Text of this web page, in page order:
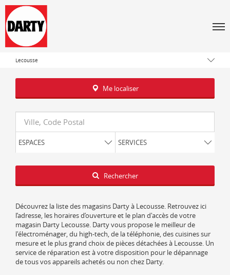
Tous les magasins Darty
Bretagne
Ille-et-Vilaine
Lecousse
Me localiser
Requête
ESPACES SERVICES
Latitude
Longitude
Rechercher
Découvrez la liste des magasins Darty à Lecousse. Retrouvez ici
l’adresse, les horaires d’ouverture et le plan d'accès de votre
magasin Darty Lecousse. Darty vous propose le meilleur de
l'électroménager, du high-tech, de la téléphonie, des cuisines sur
mesure et le plus grand choix de pièces détachées à Lecousse. Un
service de réparation est à votre disposition pour le dépannage
de tous vos appareils achetés ou non chez Darty.